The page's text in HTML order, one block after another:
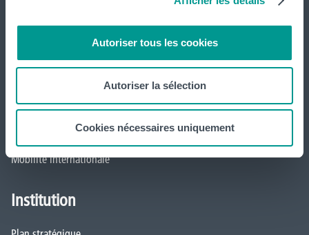
Autoriser tous les cookies
Autoriser la sélection
Cookies nécessaires uniquement
Campus Charleroi
Formation continue et recherche
Mobilité internationale
Institution